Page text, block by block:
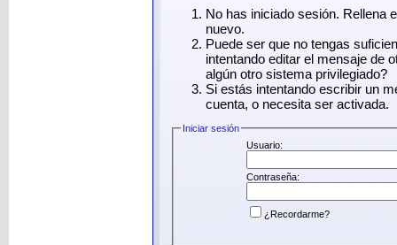
No has iniciado sesión. Rellena
nuevo.
Puede ser que no tengas
intentando editar el mensaje de
algún otro sistema privilegiado?
Si estás intentando escribir un
cuenta, o necesita ser activada.
Iniciar sesión
Usuario:
Contraseña:
¿Recordarme?